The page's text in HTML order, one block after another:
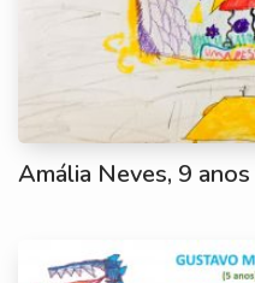
Amália Neves, 9 anos